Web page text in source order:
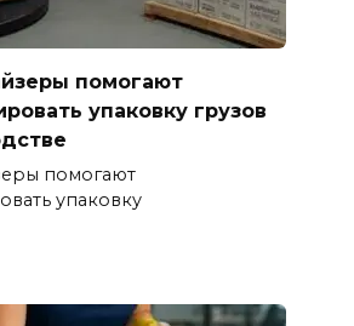
помогают
упаковку грузов
помогают
упаковку